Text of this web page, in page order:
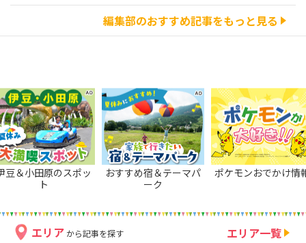
編集部のおすすめ記事をもっと見る
豆＆小田原のスポッ
ト
おすすめ宿＆テーマパ
ーク
ポケモンおでかけ情
エリア から記事を探す エリア一覧